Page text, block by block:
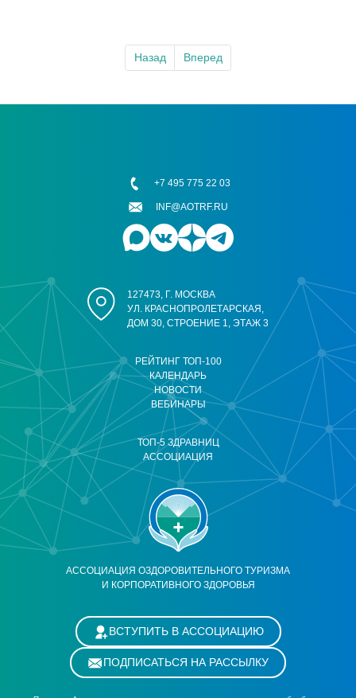
Назад Вперед
АССОЦИАЦИЯ ОЗДОРОВИТЕЛЬНОГО ТУРИЗМА
И КОРПОРАТИВНОГО ЗДОРОВЬЯ
РЕЙТИНГ ТОП-100
КАЛЕНДАРЬ
НОВОСТИ
ВЕБИНАРЫ
ТОП-5 ЗДРАВНИЦ
АССОЦИАЦИЯ
127473, Г. МОСКВА
УЛ. КРАСНОПРОЛЕТАРСКАЯ,
ДОМ 30, СТРОЕНИЕ 1, ЭТАЖ 3
+7 495 775 22 03
INF@AOTRF.RU
ВСТУПИТЬ В АССОЦИАЦИЮ
ПОДПИСАТЬСЯ НА РАССЫЛКУ